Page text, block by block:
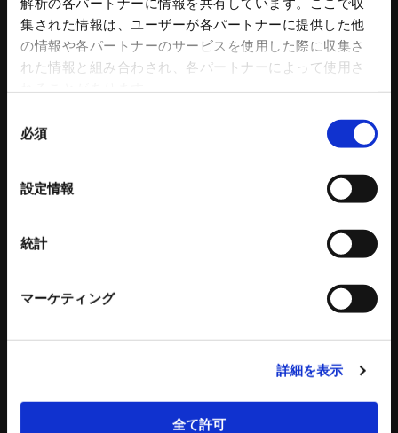
集された情報は、ユーザーが各パートナーに提供した他
の情報や各パートナーのサービスを使用した際に収集さ
れた情報と組み合わされ、各パートナーによって使用さ
必須
設定情報
統計
マーケティング
詳細を表示
全て許可
バイス部品
ワークグリッパ
ロボットアクセサリー
自動化ソリューション
カタログダウンロード
生産終了品のご案内
環境設備
バッチ式混練造粒機シリーズ
連続式混合機
タワークレーン - ビルマンシリーズ